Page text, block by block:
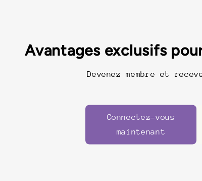
Avantages exclusifs
Devenez membre et
Connectez-vous
maintenant